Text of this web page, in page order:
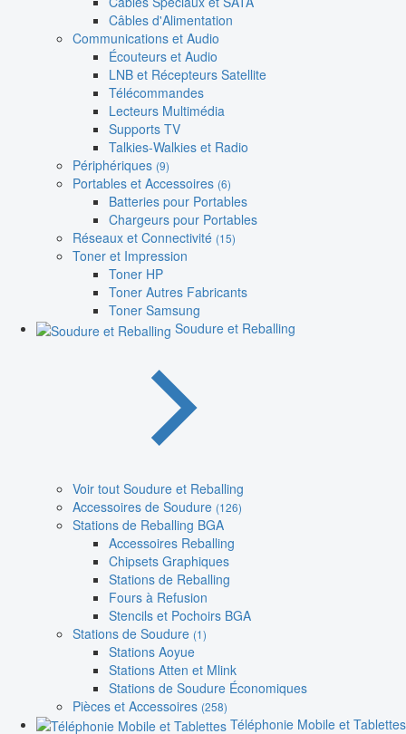
Câbles d'Alimentation
Communications et Audio
Écouteurs et Audio
LNB et Récepteurs Satellite
Télécommandes
Lecteurs Multimédia
Supports TV
Talkies-Walkies et Radio
Périphériques (9)
Portables et Accessoires (6)
Batteries pour Portables
Chargeurs pour Portables
Réseaux et Connectivité (15)
Toner et Impression
Toner HP
Toner Autres Fabricants
Toner Samsung
Soudure et Reballing
Voir tout Soudure et Reballing
Accessoires de Soudure (126)
Stations de Reballing BGA
Accessoires Reballing
Chipsets Graphiques
Stations de Reballing
Fours à Refusion
Stencils et Pochoirs BGA
Stations de Soudure (1)
Stations Aoyue
Stations Atten et Mlink
Stations de Soudure Économiques
Pièces et Accessoires (258)
Téléphonie Mobile et Tablettes